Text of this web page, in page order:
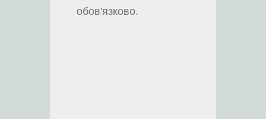
обов'язково.